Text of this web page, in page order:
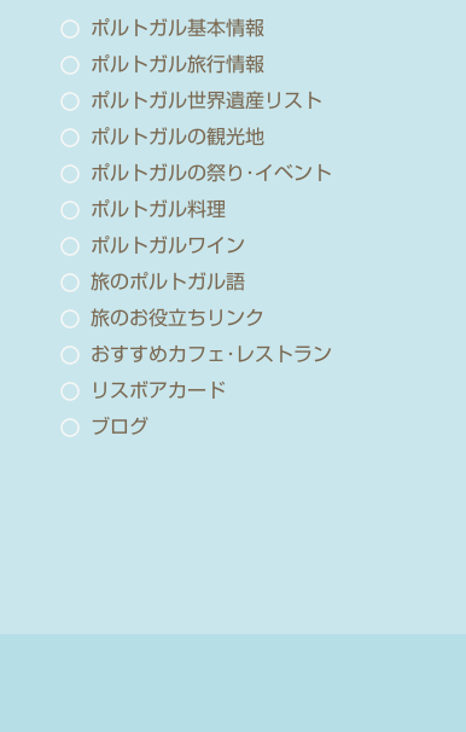
ポルトガル基本情報
ポルトガル旅行情報
ポルトガル世界遺産リスト
ポルトガルの観光地
ポルトガルの祭り･イベント
ポルトガル料理
ポルトガルワイン
旅のポルトガル語
旅のお役立ちリンク
おすすめカフェ･レストラン
リスボアカード
ブログ